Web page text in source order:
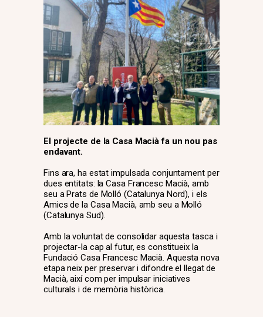
El projecte de la Casa Macià fa un nou pas
endavant.
Fins ara, ha estat impulsada conjuntament per
dues entitats: la Casa Francesc Macià, amb
seu a Prats de Molló (Catalunya Nord), i els
Amics de la Casa Macià, amb seu a Molló
(Catalunya Sud).
Amb la voluntat de consolidar aquesta tasca i
projectar-la cap al futur, es constitueix la
Fundació Casa Francesc Macià. Aquesta nova
etapa neix per preservar i difondre el llegat de
Macià, així com per impulsar iniciatives
culturals i de memòria històrica.